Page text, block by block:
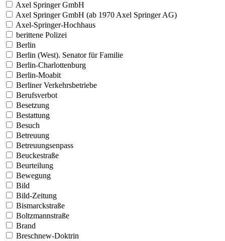
Axel Springer GmbH
Axel Springer GmbH (ab 1970 Axel Springer AG)
Axel-Springer-Hochhaus
berittene Polizei
Berlin
Berlin (West). Senator für Familie
Berlin-Charlottenburg
Berlin-Moabit
Berliner Verkehrsbetriebe
Berufsverbot
Besetzung
Bestattung
Besuch
Betreuung
Betreuungsenpass
Beuckestraße
Beurteilung
Bewegung
Bild
Bild-Zeitung
Bismarckstraße
Boltzmannstraße
Brand
Breschnew-Doktrin